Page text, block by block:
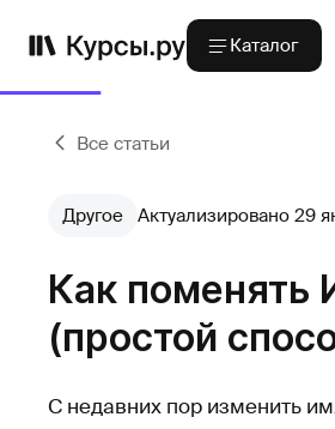
Каталог
Все статьи
Другое Актуализировано 29
Как поменять
(простой
С недавних пор изменить